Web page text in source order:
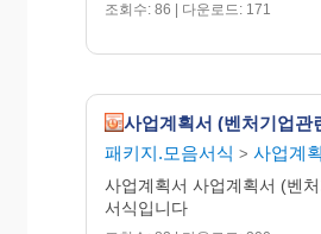
조회수: 86 | 다운로드: 171
사업계획서 (벤처기업관
패키지.모음서식 > 사업계
사업계획서 사업계획서 (벤
서식입니다